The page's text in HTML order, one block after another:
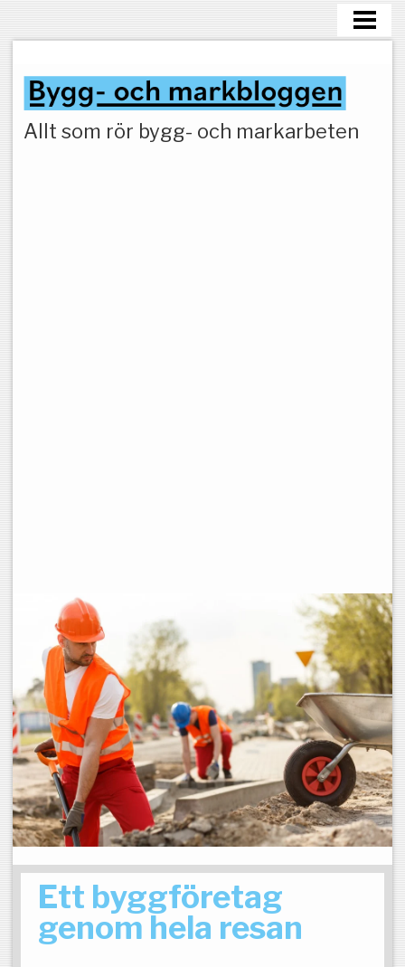
Allt som rör bygg- och markarbeten
Ett byggföretag
genom hela resan